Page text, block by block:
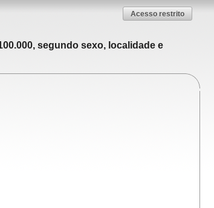
Acesso restrito
segundo sexo, localidade e